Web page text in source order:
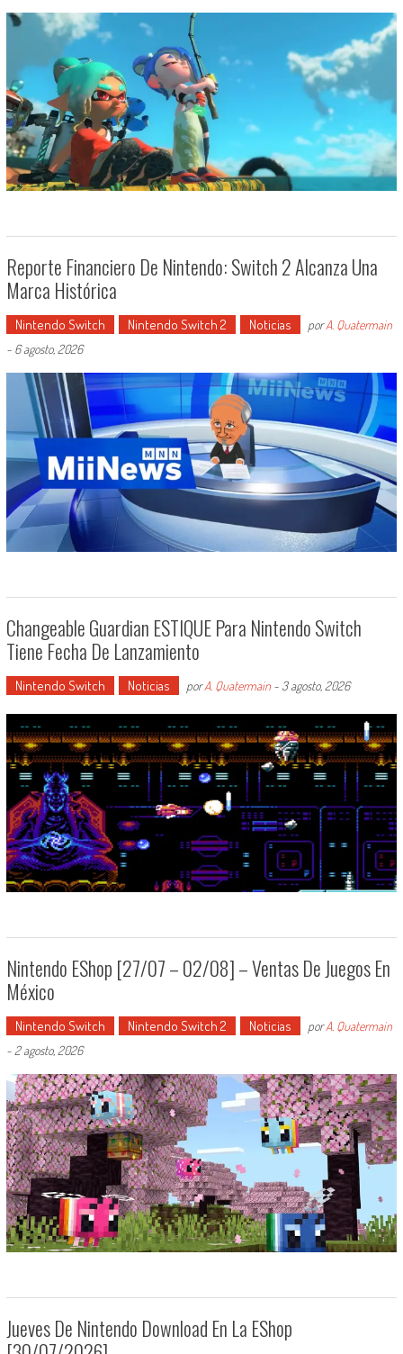
Reporte Financiero De Nintendo: Switch 2 Alcanza Una
Marca Histórica
Nintendo Switch Nintendo Switch 2 Noticias porA. Quatermain
- 6 agosto, 2026
Changeable Guardian ESTIQUE Para Nintendo Switch
Tiene Fecha De Lanzamiento
Nintendo Switch Noticias porA. Quatermain- 3 agosto, 2026
Nintendo EShop [27/07 – 02/08] – Ventas De Juegos En
México
Nintendo Switch Nintendo Switch 2 Noticias porA. Quatermain
- 2 agosto, 2026
Jueves De Nintendo Download En La EShop